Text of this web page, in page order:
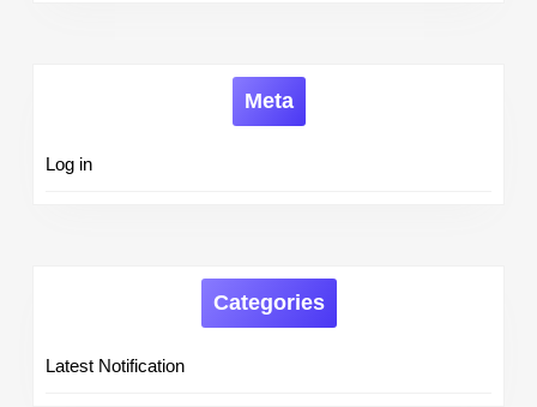
Meta
Log in
Categories
Latest Notification